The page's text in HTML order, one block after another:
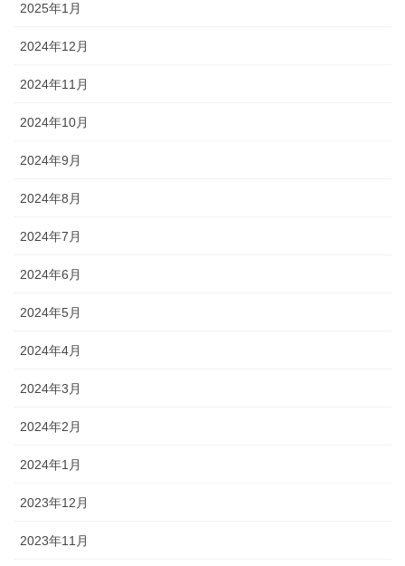
2025年1月
2024年12月
2024年11月
2024年10月
2024年9月
2024年8月
2024年7月
2024年6月
2024年5月
2024年4月
2024年3月
2024年2月
2024年1月
2023年12月
2023年11月